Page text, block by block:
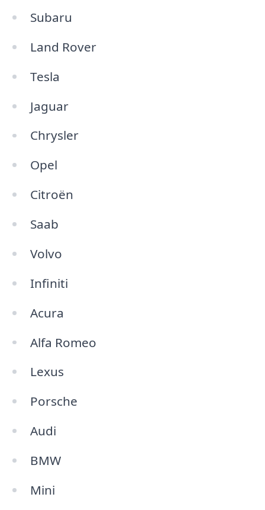
Subaru
Land Rover
Tesla
Jaguar
Chrysler
Opel
Citroën
Saab
Volvo
Infiniti
Acura
Alfa Romeo
Lexus
Porsche
Audi
BMW
Mini